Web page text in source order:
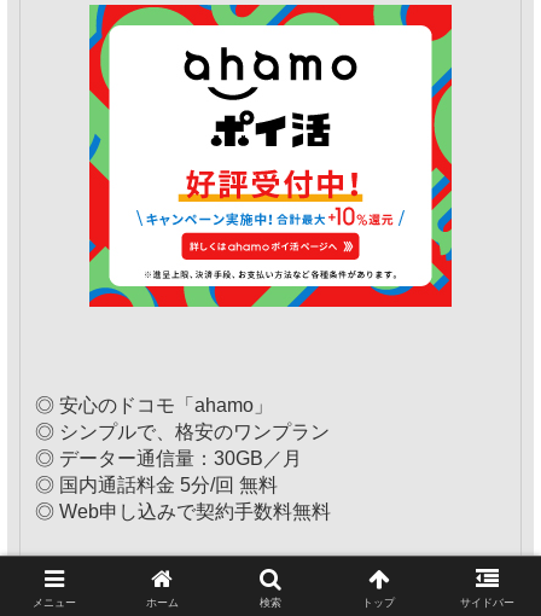
◎ 安心のドコモ「ahamo」
◎ シンプルで、格安のワンプラン
◎ データー通信量：30GB／月
◎ 国内通話料金 5分/回 無料
◎ Web申し込みで契約手数料無料
ahamo20,000ポイントLP
メニュー ホーム 検索 トップ サイドバー